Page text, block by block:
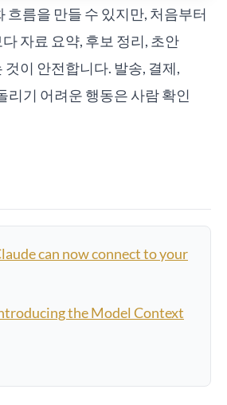
흐름을 만들 수 있지만, 처음부터
자료 요약, 후보 정리, 초안
이 안전합니다. 발송, 결제,
리기 어려운 행동은 사람 확인
can now connect to your
the Model Context